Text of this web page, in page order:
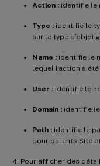
Action : identifie le
Type : identifie le
sur le type d’objet
Name : identifie le
lequel l’action a
User : identifie le
Domain : identifie
Path : identifie le
pour parents Site
Pour afficher des